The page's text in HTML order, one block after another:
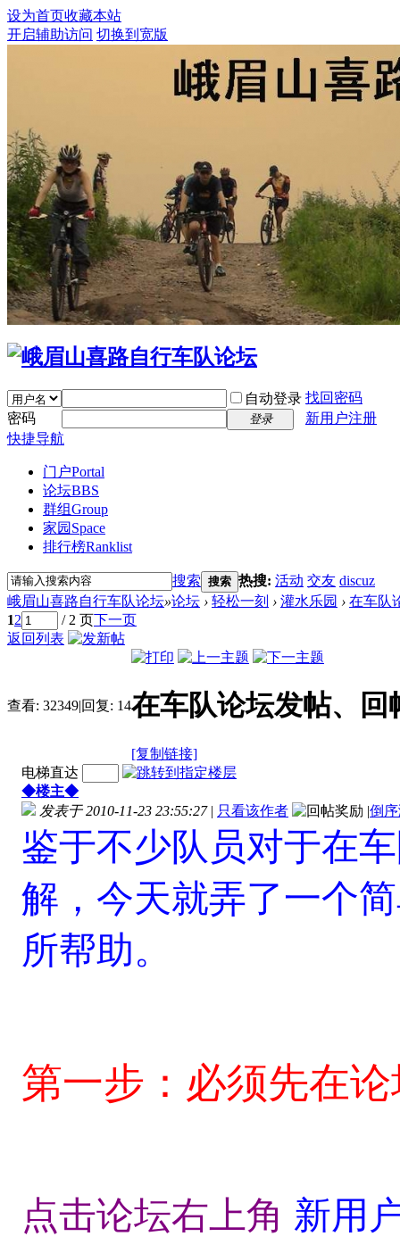
设为首页收藏本站
开启辅助访问 切换到宽版
自动登录 找回密码
密码
登录
新用户注册
快捷导航
门户Portal
论坛BBS
群组Group
家园 Space
排行榜Ranklist
搜索 搜索 热搜: 活动 交友 discuz
峨眉山喜路自行车队论坛»论坛 › 轻松一刻 › 灌水乐园 › 在车队
12 / 2 页下一页
返回列表
查看: 32349|回复: 14在车队论坛发帖、
[复制链接]
电梯直达
◆楼主◆
发表于 2010-11-23 23:55:27 | 只看该作者 |倒
鉴于不少队员对于在
解，今天就弄了一个
所帮助。
第一步：必须先在
点击论坛右上角 新用